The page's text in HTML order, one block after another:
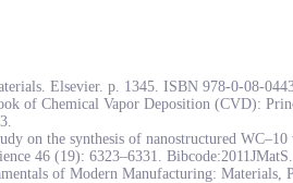
Elsevier. p. 1345. ISBN 978-0-08-
of Chemical Vapor Deposition (CVD):
on the synthesis of nanostructured
46 (19): 6323–6331.
of Modern Manufacturing: Materials,